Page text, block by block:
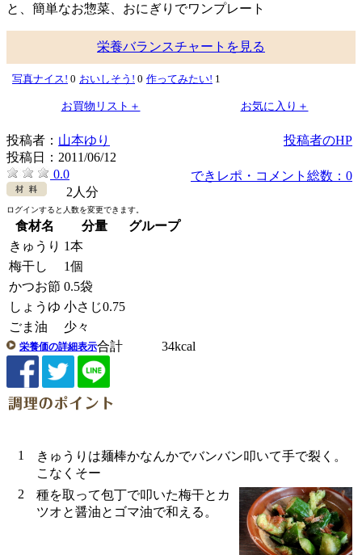
と、簡単なお惣菜、おにぎりでワンプレート
栄養バランスチャートを見る
写真ナイス! 0 おいしそう! 0 作ってみたい! 1
お買物リスト＋ お気に入り＋
投稿者のHP
投稿者： 山本ゆり
投稿日： 2011/06/12
できレポ・コメント総数：0
0.0
2人分
ログインすると人数を変更できます。
食材名 分量
グループ
きゅうり 1本
梅干し
1個
かつお節 0.5袋
しょうゆ 小さじ0.75
ごま油
少々
栄養価の詳細表示合計 34kcal
1
きゅうりは麺棒かなんかでバンバン叩いて手で裂く。
こなくそー
2
種を取って包丁で叩いた梅干とカ
ツオと醤油とゴマ油で和える。